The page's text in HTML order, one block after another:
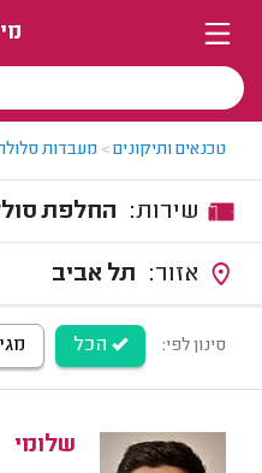
טכנאים ותיקונים> מעבדות
החלפת
תל אביב
סינון לפי: הכל
שלומי